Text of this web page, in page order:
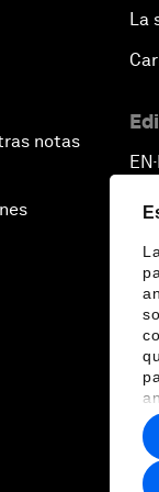
notas
La
EN ▪